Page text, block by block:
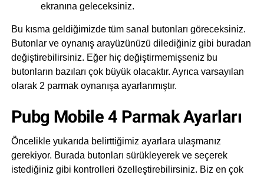
ekranına geleceksiniz.
Bu kısma geldiğimizde tüm sanal butonları göreceksiniz.
Butonlar ve oynanış arayüzünüzü dilediğiniz gibi buradan
değiştirebilirsiniz. Eğer hiç değiştirmemişseniz bu
butonların bazıları çok büyük olacaktır. Ayrıca varsayılan
olarak 2 parmak oynanışa ayarlanmıştır.
Pubg Mobile 4 Parmak Ayarları
Öncelikle yukarıda belirttiğimiz ayarlara ulaşmanız
gerekiyor. Burada butonları sürükleyerek ve seçerek
istediğiniz gibi kontrolleri özelleştirebilirsiniz. Biz en çok